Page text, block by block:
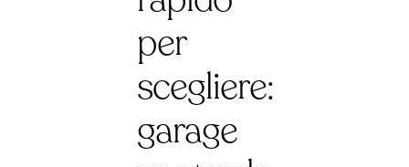
per
scegliere:
garage